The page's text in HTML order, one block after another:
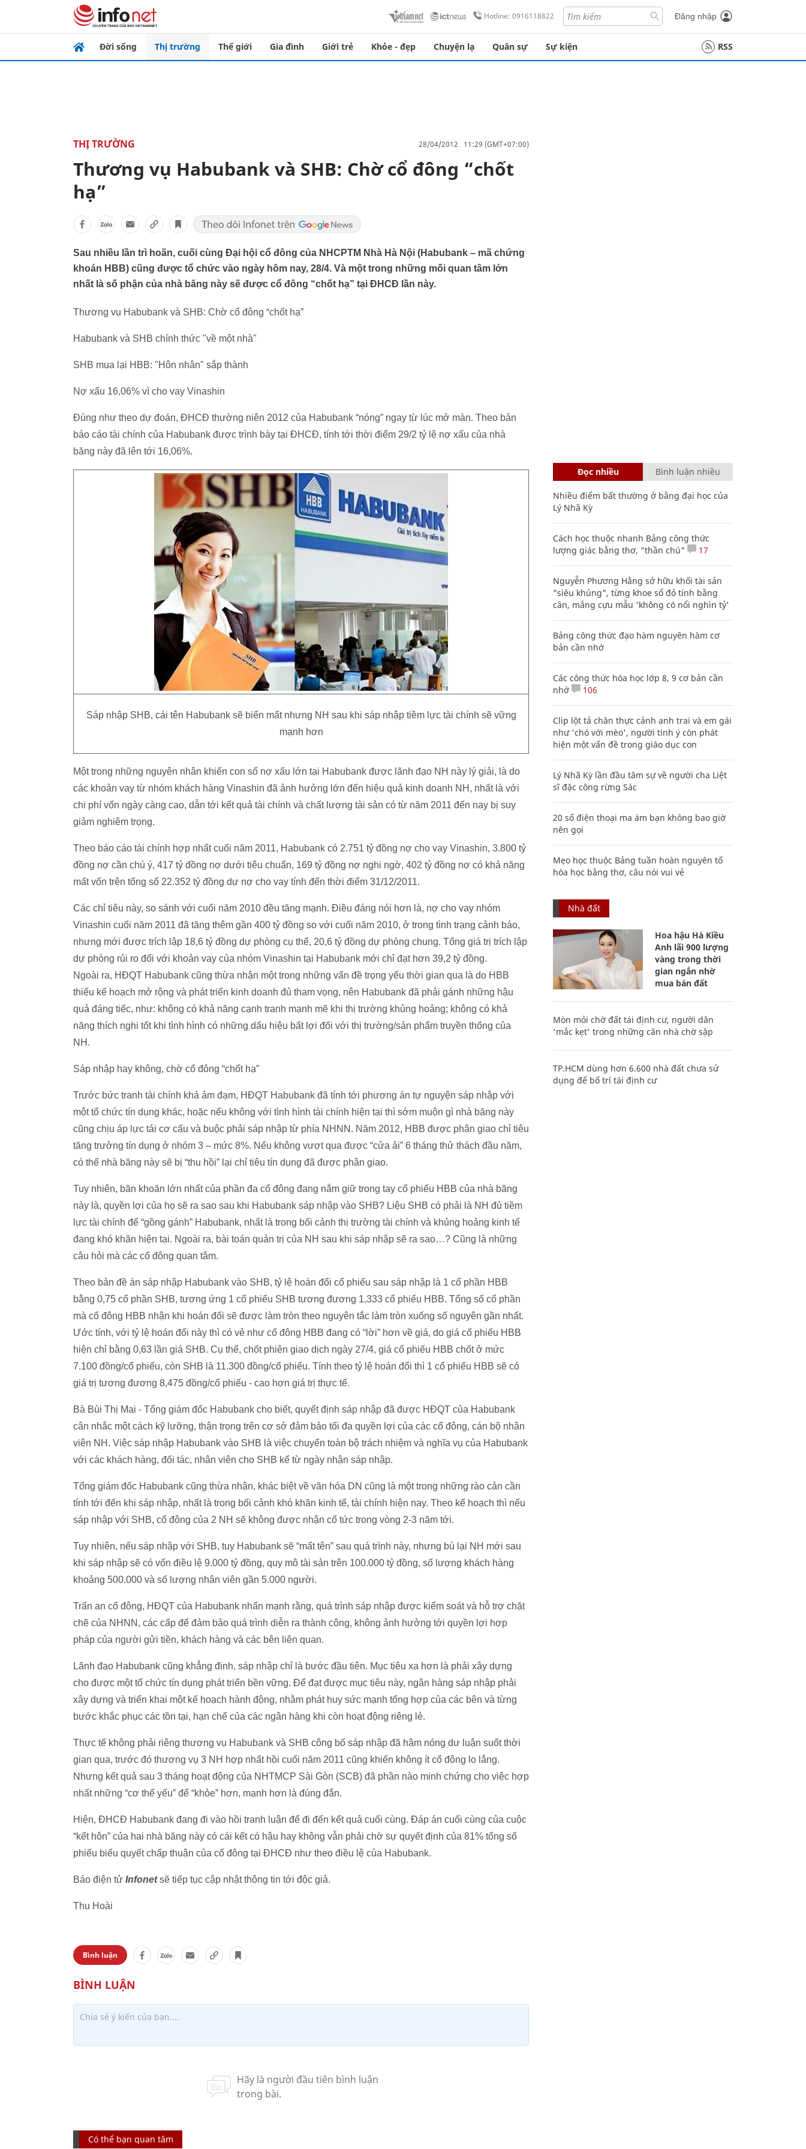
Hotline: 0916118822 Đăng nhập
Đời sống Thị trường Thế giới Gia đình Giới trẻ Khỏe - đẹp Chuyện lạ Quân sự Sự kiện RSS
THỊ TRƯỜNG 28/04/2012 11:29 (GMT+07:00)
Thương vụ Habubank và SHB: Chờ cổ đông “chốt
hạ”
Sau nhiều lần trì hoãn, cuối cùng Đại hội cổ đông của NHCPTM Nhà Hà Nội (Habubank – mã chứng
khoán HBB) cũng được tổ chức vào ngày hôm nay, 28/4. Và một trong những mối quan tâm lớn
nhất là số phận của nhà băng này sẽ được cổ đông “chốt hạ” tại ĐHCĐ lần này.
Thương vụ Habubank và SHB: Chờ cổ đông “chốt hạ”
Habubank và SHB chính thức "về một nhà"
SHB mua lại HBB: "Hôn nhân" sắp thành
Nợ xấu 16,06% vì cho vay Vinashin
Đúng như theo dự đoán, ĐHCĐ thường niên 2012 của Habubank “nóng” ngay từ lúc mở màn. Theo bản
báo cáo tài chính của Habubank được trình bày tại ĐHCĐ, tính tới thời điểm 29/2 tỷ lệ nợ xấu của nhà
băng này đã lên tới 16,06%.
Sáp nhập SHB, cái tên Habubank sẽ biến mất nhưng NH sau khi sáp nhập tiềm lực tài chính sẽ vững
mạnh hơn
Một trong những nguyên nhân khiến con số nợ xấu lớn tại Habubank được lãnh đạo NH này lý giải, là do
các khoản vay từ nhóm khách hàng Vinashin đã ảnh hưởng lớn đến hiệu quả kinh doanh NH, nhất là với
chi phí vốn ngày càng cao, dẫn tới kết quả tài chính và chất lượng tài sản có từ năm 2011 đến nay bị suy
giảm nghiêm trọng.
Theo báo cáo tài chính hợp nhất cuối năm 2011, Habubank có 2.751 tỷ đồng nợ cho vay Vinashin, 3.800 tỷ
đồng nợ cần chú ý, 417 tỷ đồng nợ dưới tiêu chuẩn, 169 tỷ đồng nợ nghi ngờ, 402 tỷ đồng nợ có khả năng
mất vốn trên tổng số 22.352 tỷ đồng dư nợ cho vay tính đến thời điểm 31/12/2011.
Các chỉ tiêu này, so sánh với cuối năm 2010 đều tăng mạnh. Điều đáng nói hơn là, nợ cho vay nhóm
Vinashin cuối năm 2011 đã tăng thêm gần 400 tỷ đồng so với cuối năm 2010, ở trong tình trạng cảnh báo,
nhưng mới được trích lập 18,6 tỷ đồng dự phòng cụ thể, 20,6 tỷ đồng dự phòng chung. Tổng giá trị trích lập
dự phòng rủi ro đối với khoản vay của nhóm Vinashin tại Habubank mới chỉ đạt hơn 39,2 tỷ đồng.
Ngoài ra, HĐQT Habubank cũng thừa nhận một trong những vấn đề trọng yếu thời gian qua là do HBB
thiếu kế hoạch mở rộng và phát triển kinh doanh đủ tham vọng, nên Habubank đã phải gánh những hậu
quả đáng tiếc, như: không có khả năng cạnh tranh mạnh mẽ khi thị trường khủng hoảng; không có khả
năng thích nghi tốt khi tình hình có những dấu hiệu bất lợi đối với thị trường/sản phẩm truyền thống của
NH.
Sáp nhập hay không, chờ cổ đông “chốt hạ”
Trước bức tranh tài chính khá ảm đạm, HĐQT Habubank đã tính tới phương án tự nguyện sáp nhập với
một tổ chức tín dụng khác, hoặc nếu không với tình hình tài chính hiện tại thì sớm muộn gì nhà băng này
cũng chịu áp lực tái cơ cấu và buộc phải sáp nhập từ phía NHNN. Năm 2012, HBB được phân giao chỉ tiêu
tăng trưởng tín dụng ở nhóm 3 – mức 8%. Nếu không vượt qua được “cửa ải” 6 tháng thử thách đầu năm,
có thể nhà băng này sẽ bị “thu hồi” lại chỉ tiêu tín dụng đã được phân giao.
Tuy nhiên, băn khoăn lớn nhất của phần đa cổ đông đang nắm giữ trong tay cổ phiếu HBB của nhà băng
này là, quyền lợi của họ sẽ ra sao sau khi Habubank sáp nhập vào SHB? Liệu SHB có phải là NH đủ tiềm
lực tài chính để “gồng gánh” Habubank, nhất là trong bối cảnh thị trường tài chính và khủng hoảng kinh tế
đang khó khăn hiện tại. Ngoài ra, bài toán quản trị của NH sau khi sáp nhập sẽ ra sao…? Cũng là những
câu hỏi mà các cổ đông quan tâm.
Theo bản đề án sáp nhập Habubank vào SHB, tỷ lệ hoán đổi cổ phiếu sau sáp nhập là 1 cổ phần HBB
bằng 0,75 cổ phần SHB, tương ứng 1 cổ phiếu SHB tương đương 1,333 cổ phiếu HBB. Tổng số cổ phần
mà cổ đông HBB nhận khi hoán đổi sẽ được làm tròn theo nguyên tắc làm tròn xuống số nguyên gần nhất.
Ước tính, với tỷ lệ hoán đổi này thì có vẻ như cổ đông HBB đang có “lời” hơn về giá, do giá cổ phiếu HBB
hiện chỉ bằng 0,63 lần giá SHB. Cụ thể, chốt phiên giao dịch ngày 27/4, giá cổ phiếu HBB chốt ở mức
7.100 đồng/cổ phiếu, còn SHB là 11.300 đồng/cổ phiếu. Tính theo tỷ lệ hoán đổi thì 1 cổ phiếu HBB sẽ có
giá trị tương đương 8,475 đồng/cổ phiếu - cao hơn giá trị thực tế.
Bà Bùi Thị Mai - Tổng giám đốc Habubank cho biết, quyết định sáp nhập đã được HĐQT của Habubank
cân nhắc một cách kỹ lưỡng, thận trọng trên cơ sở đảm bảo tối đa quyền lợi của các cổ đông, cán bộ nhân
viên NH. Việc sáp nhập Habubank vào SHB là việc chuyển toàn bộ trách nhiệm và nghĩa vụ của Habubank
với các khách hàng, đối tác, nhân viên cho SHB kể từ ngày nhận sáp nhập.
Tổng giám đốc Habubank cũng thừa nhận, khác biệt về văn hóa DN cũng là một trong những rào cản cần
tính tới đến khi sáp nhập, nhất là trong bối cảnh khó khăn kinh tế, tài chính hiện nay. Theo kế hoạch thì nếu
sáp nhập với SHB, cổ đông của 2 NH sẽ không được nhận cổ tức trong vòng 2-3 năm tới.
Tuy nhiên, nếu sáp nhập với SHB, tuy Habubank sẽ “mất tên” sau quá trình này, nhưng bù lại NH mới sau
khi sáp nhập sẽ có vốn điều lệ 9.000 tỷ đồng, quy mô tài sản trên 100.000 tỷ đồng, số lượng khách hàng
khoảng 500.000 và số lượng nhân viên gần 5.000 người.
Trấn an cổ đông, HĐQT của Habubank nhấn mạnh rằng, quá trình sáp nhập được kiểm soát và hỗ trợ chặt
chẽ của NHNN, các cấp để đảm bảo quá trình diễn ra thành công, không ảnh hưởng tới quyền lợi hợp
pháp của người gửi tiền, khách hàng và các bên liên quan.
Lãnh đạo Habubank cũng khẳng định, sáp nhập chỉ là bước đầu tiên. Mục tiêu xa hơn là phải xây dựng
cho được một tổ chức tín dụng phát triển bền vững. Để đạt được mục tiêu này, ngân hàng sáp nhập phải
xây dựng và triển khai một kế hoạch hành động, nhằm phát huy sức mạnh tổng hợp của các bên và từng
bước khắc phục các tồn tại, hạn chế của các ngân hàng khi còn hoạt động riêng lẻ.
Thực tế không phải riêng thương vụ Habubank và SHB công bố sáp nhập đã hâm nóng dư luận suốt thời
gian qua, trước đó thương vụ 3 NH hợp nhất hồi cuối năm 2011 cũng khiến không ít cổ đông lo lắng.
Nhưng kết quả sau 3 tháng hoạt động của NHTMCP Sài Gòn (SCB) đã phần nào minh chứng cho việc hợp
nhất những “cơ thể yếu” để “khỏe” hơn, mạnh hơn là đúng đắn.
Hiện, ĐHCĐ Habubank đang đi vào hồi tranh luận để đi đến kết quả cuối cùng. Đáp án cuối cùng của cuộc
“kết hôn” của hai nhà băng này có cái kết có hậu hay không vẫn phải chờ sự quyết định của 81% tổng số
phiếu biểu quyết chấp thuận của cổ đông tại ĐHCĐ như theo điều lệ của Habubank.
Báo điện tử Infonetsẽ tiếp tục cập nhật thông tin tới độc giả.
Thu Hoài
Bình luận
Có thể bạn quan tâm
Đọc nhiều Bình luận nhiều
Nhiều điểm bất thường ở bằng đại học của
Lý Nhã Kỳ
Cách học thuộc nhanh Bảng công thức
lượng giác bằng thơ, "thần chú"
17
Nguyễn Phương Hằng sở hữu khối tài sản
"siêu khủng", từng khoe sổ đỏ tính bằng
cân, mắng cựu mẫu 'không có nổi nghìn tỷ'
Bảng công thức đạo hàm nguyên hàm cơ
bản cần nhớ
Các công thức hóa học lớp 8, 9 cơ bản cần
nhớ
106
Clip lột tả chân thực cảnh anh trai và em gái
như 'chó với mèo', người tinh ý còn phát
hiện một vấn đề trong giáo dục con
Lý Nhã Kỳ lần đầu tâm sự về người cha Liệt
sĩ đặc công rừng Sác
20 số điện thoại ma ám bạn không bao giờ
nên gọi
Mẹo học thuộc Bảng tuần hoàn nguyên tố
hóa học bằng thơ, câu nói vui vẻ
Nhà đất
Hoa hậu Hà Kiều
Anh lãi 900 lượng
vàng trong thời
gian ngắn nhờ
mua bán đất
Mòn mỏi chờ đất tái định cư, người dân
'mắc kẹt' trong những căn nhà chờ sập
TP.HCM dùng hơn 6.600 nhà đất chưa sử
dụng để bố trí tái định cư